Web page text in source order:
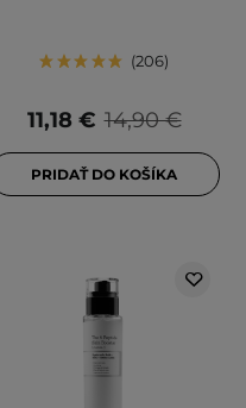
206
14,90 €
11,18 €
PRIDAŤ DO KOŠÍKA